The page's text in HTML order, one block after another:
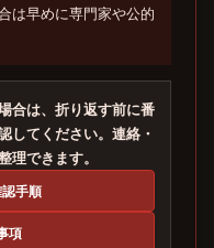
は早めに専門家や公的
合は、折り返す前に番
してください。連絡・
理できます。
手順
項